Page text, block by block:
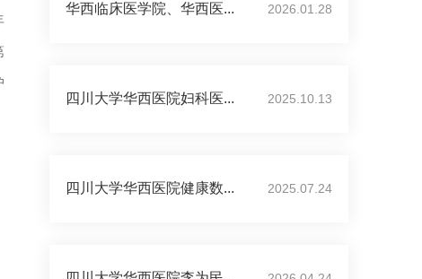
华西临床医学院、华西医... 2026.01.28
四川大学华西医院妇科医... 2025.10.13
四川大学华西医院健康数... 2025.07.24